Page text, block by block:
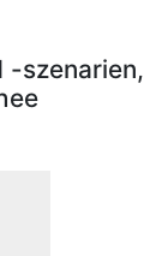
-szenarien,